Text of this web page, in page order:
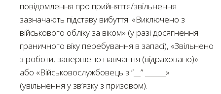
повідомлення про прийняття/звільнення
зазначають підставу вибуття: «Виключено з
військового обліку за віком» (у разі досягнення
граничного віку перебування в запасі), «Звільнено
з роботи, завершено навчання (відраховано)»
або «Військовослужбовець з “__” ______»
(увільнення у зв’язку з призовом).